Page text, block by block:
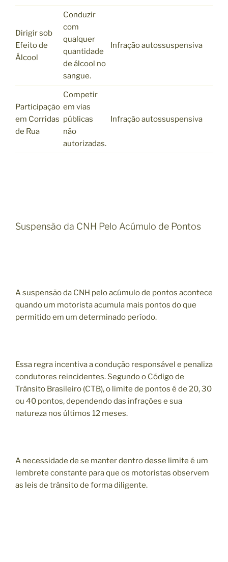
Dirigir sob
Efeito de
Álcool
Conduzir
com
qualquer
quantidade
de álcool no
sangue.
Infração autossuspensiva
Participação
em Corridas
de Rua
Competir
em vias
públicas
não
autorizadas.
Infração autossuspensiva
Suspensão da CNH Pelo Acúmulo de Pontos
A suspensão da CNH pelo acúmulo de pontos acontece
quando um motorista acumula mais pontos do que
permitido em um determinado período.
Essa regra incentiva a condução responsável e penaliza
condutores reincidentes. Segundo o Código de
Trânsito Brasileiro (CTB), o limite de pontos é de 20, 30
ou 40 pontos, dependendo das infrações e sua
natureza nos últimos 12 meses.
A necessidade de se manter dentro desse limite é um
lembrete constante para que os motoristas observem
as leis de trânsito de forma diligente.